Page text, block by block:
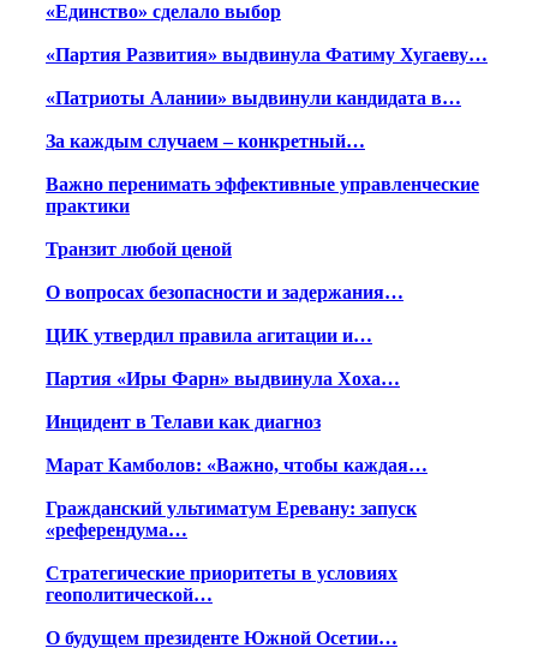
«Единство» сделало выбор
«Партия Развития» выдвинула Фатиму Хугаеву…
«Патриоты Алании» выдвинули кандидата в…
За каждым случаем – конкретный…
Важно перенимать эффективные управленческие
практики
Транзит любой ценой
О вопросах безопасности и задержания…
ЦИК утвердил правила агитации и…
Партия «Иры Фарн» выдвинула Хоха…
Инцидент в Телави как диагноз
Марат Камболов: «Важно, чтобы каждая…
Гражданский ультиматум Еревану: запуск
«референдума…
Стратегические приоритеты в условиях
геополитической…
О будущем президенте Южной Осетии…